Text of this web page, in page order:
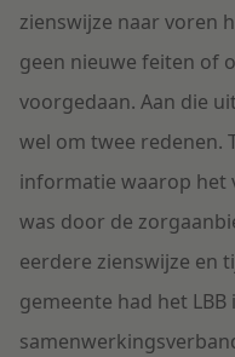
zienswijze naar voren
geen nieuwe feiten of
voorgedaan. Aan die
wel om twee redenen.
informatie waarop het
was door de
eerdere zienswijze en
gemeente had het